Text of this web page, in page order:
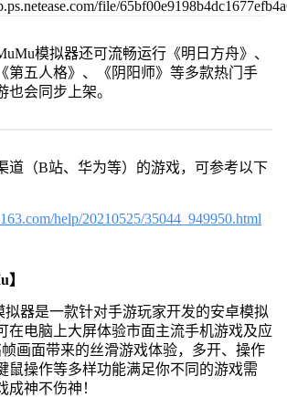
模拟器还可流畅运行《明日方舟》、
第五人格》、《阴阳师》等多款热门手
也会同步上架。
道（B站、华为等）的游戏，可参考以下
help/20210525/35044_949950.html
】
拟器是一款针对手游玩家开发的安卓模拟
在电脑上大屏体验市面主流手机游戏及应
画面带来的丝滑游戏体验，多开、操作
鼠操作等多样功能满足你不同的游戏需
成神不伤神！